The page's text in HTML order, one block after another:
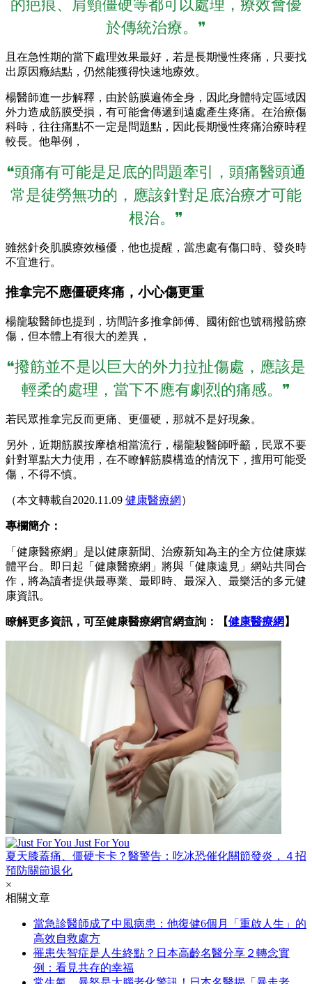
的疤痕、肩頸僵硬等都可以處理，療效會優
於傳統治療。❞
且在急性期的當下處理效果最好，若是長期慢性疼痛，只要找
出原因癥結點，仍然能獲得快速地療效。
楊醫師進一步解釋，由於筋膜遍佈全身，因此身體特定區域因
外力造成筋膜受損，有可能會傳遞到遠處產生疼痛。在治療傷
科時，往往痛點不一定是問題點，因此長期慢性疼痛治療時程
較長。他舉例，
❝頭痛有可能是足底的問題牽引，頭痛醫頭通
常是徒勞無功的，應該針對足底治療才可能
根治。❞
雖然針灸肌膜療效極優，他也提醒，當患處有傷口時、發炎時
不宜進行。
推拿完不應僵硬疼痛，小心傷更重
楊龍駿醫師也提到，坊間許多推拿師傅、國術館也號稱撥筋療
傷，但本體上有很大的差異，
❝撥筋並不是以巨大的外力拉扯傷處，應該是
輕柔的處理，當下不應有劇烈的痛感。❞
若民眾推拿完反而更痛、更僵硬，那就不是好現象。
另外，近期筋膜按摩槍相當流行，楊龍駿醫師呼籲，民眾不要
針對單點大力使用，在不瞭解筋膜構造的情況下，擅用可能受
傷，不得不慎。
（本文轉載自2020.11.09 健康醫療網 ）
專欄簡介：
「健康醫療網」是以健康新聞、治療新知為主的全方位健康媒
體平台。即日起「健康醫療網」將與「健康遠見」網站共同合
作，將為讀者提供最專業、最即時、最深入、最樂活的多元健
康資訊。
瞭解更多資訊，可至健康醫療網官網查詢：【健康醫療網 】
Just For You
夏天膝蓋痛、僵硬卡卡？醫警告：吃冰恐催化關節發炎，４招
預防關節退化
×
相關文章
當急診醫師成了中風病患：他復健6個月「重啟人生」的
高效自救處方
罹患失智症是人生終點？日本高齡名醫分享２轉念實
例：看見共存的幸福